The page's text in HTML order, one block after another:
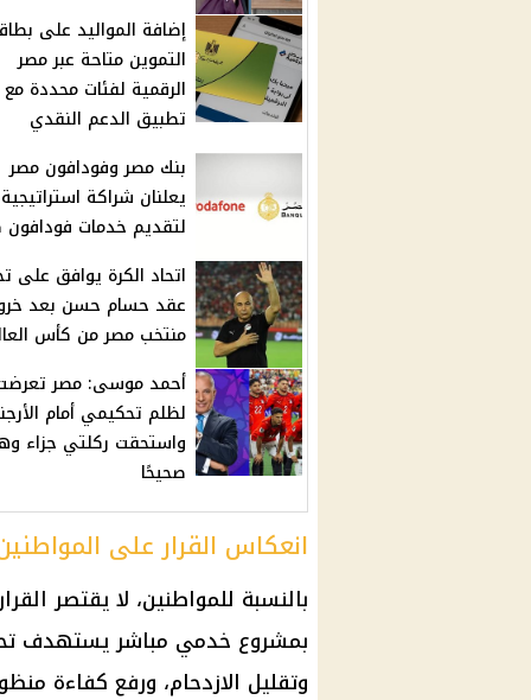
إضافة المواليد على
التموين متاحة عبر مصر
الرقمية لفئات محددة مع
تطبيق الدعم النقدي
بنك مصر وفودافون مصر
يعلنان شراكة استراتيجية
لتقديم خدمات
اتحاد الكرة يوافق على
عقد حسام حسن بعد
منتخب مصر من كأس
أحمد موسى: مصر
لظلم تحكيمي أمام
واستحقت ركلتي جزاء
صحيحًا
انعكاس القرار على
بالنسبة للمواطنين، لا يقتصر
بمشروع خدمي مباشر يستهدف
وتقليل الازدحام، ورفع كفاءة